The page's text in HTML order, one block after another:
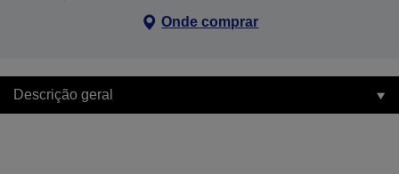
Onde comprar
Descrição geral